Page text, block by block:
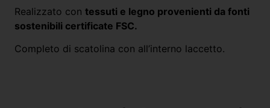
Realizzato con tessuti e legno provenienti da fonti
sostenibili certificate FSC.
Completo di scatolina con all’interno laccetto.